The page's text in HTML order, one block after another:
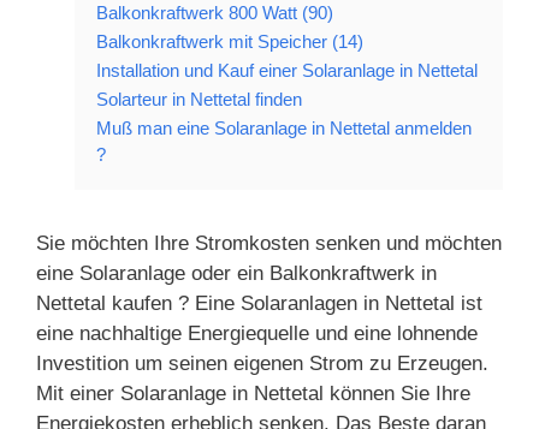
Balkonkraftwerk 800 Watt (90)
Balkonkraftwerk mit Speicher (14)
Installation und Kauf einer Solaranlage in Nettetal
Solarteur in Nettetal finden
Muß man eine Solaranlage in Nettetal anmelden
?
Sie möchten Ihre Stromkosten senken und möchten
eine Solaranlage oder ein Balkonkraftwerk in
Nettetal kaufen ? Eine Solaranlagen in Nettetal ist
eine nachhaltige Energiequelle und eine lohnende
Investition um seinen eigenen Strom zu Erzeugen.
Mit einer Solaranlage in Nettetal können Sie Ihre
Energiekosten erheblich senken. Das Beste daran